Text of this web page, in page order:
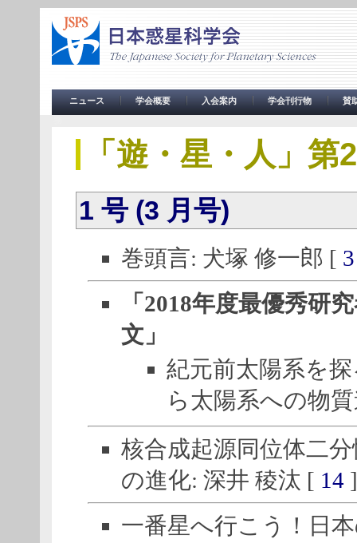
ニュース 学会概要 入会案内 学会刊行物
賛
「遊・星・人」第
1 号 (3 月号)
巻頭言: 犬塚 修一郎 [ 3
「2018年度最優秀研
文」
紀元前太陽系を
ら太陽系への物
核合成起源同位体二
の進化: 深井 稜汰 [ 14 ]
一番星へ行こう！日